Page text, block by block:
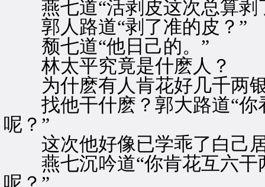
燕七道“活剥皮这次总算剥
郭人路道“剥了准的皮？”
颓七道“他日己的。”
林太平究竟是什麽人？
为什麽有人肯花好几千两
找他干什麽？郭大路道“你
呢？”
这次他好像已学乖了白己
燕七沉吟道“你肯花互六干